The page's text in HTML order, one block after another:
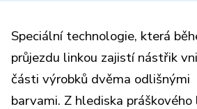
Speciální technologie, která
průjezdu linkou zajistí nástřik
části výrobků dvěma odlišnými
barvami. Z hlediska